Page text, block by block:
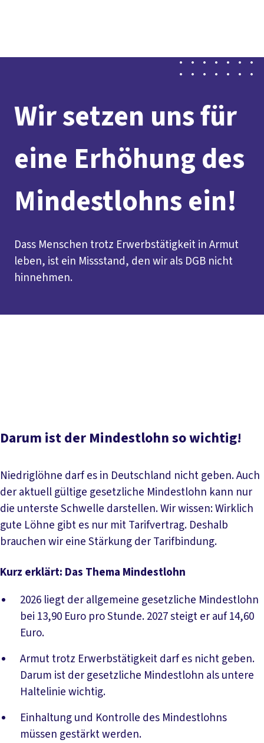
Mitmachen Politik
Wir setzen uns für
eine Erhöhung des
Mindestlohns ein!
Dass Menschen trotz Erwerbstätigkeit in Armut
leben, ist ein Missstand, den wir als DGB nicht
hinnehmen.
Darum ist der Mindestlohn so wichtig!
Niedriglöhne darf es in Deutschland nicht geben. Auch
der aktuell gültige gesetzliche Mindestlohn kann nur
die unterste Schwelle darstellen. Wir wissen: Wirklich
gute Löhne gibt es nur mit Tarifvertrag. Deshalb
brauchen wir eine Stärkung der Tarifbindung.
Kurz erklärt: Das Thema Mindestlohn
2026 liegt der allgemeine gesetzliche Mindestlohn
bei 13,90 Euro pro Stunde. 2027 steigt er auf 14,60
Euro.
Armut trotz Erwerbstätigkeit darf es nicht geben.
Darum ist der gesetzliche Mindestlohn als untere
Haltelinie wichtig.
Einhaltung und Kontrolle des Mindestlohns
müssen gestärkt werden.